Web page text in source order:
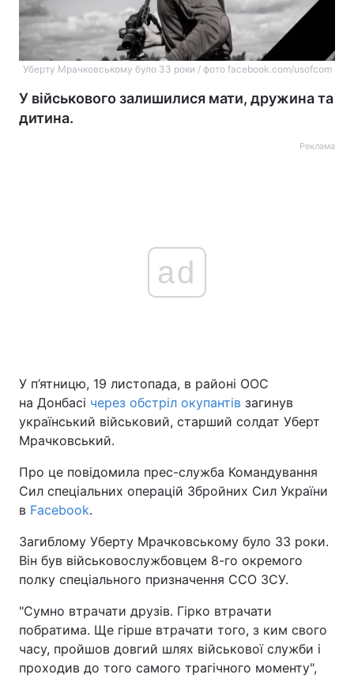
Уберту Мрачковському було 33 роки / фото facebook.com/usofcom
У військового залишилися мати, дружина та
дитина.
Реклама
ad
У п’ятницю, 19 листопада, в районі ООС
на Донбасі через обстріл окупантів загинув
український військовий, старший солдат Уберт
Мрачковський.
Про це повідомила прес-служба Командування
Сил спеціальних операцій Збройних Сил України
в Facebook.
Загиблому Уберту Мрачковському було 33 роки.
Він був військовослужбовцем 8-го окремого
полку спеціального призначення ССО ЗСУ.
"Сумно втрачати друзів. Гірко втрачати
побратима. Ще гірше втрачати того, з ким свого
часу, пройшов довгий шлях військової служби і
проходив до того самого трагічного моменту",